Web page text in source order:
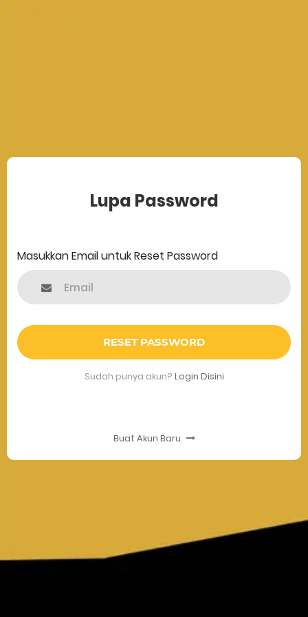
Lupa Password
Masukkan Email untuk Reset Password
RESET PASSWORD
Sudah punya akun? Login Disini
Buat Akun Baru